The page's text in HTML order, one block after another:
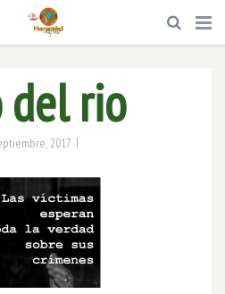
rio
2017 |